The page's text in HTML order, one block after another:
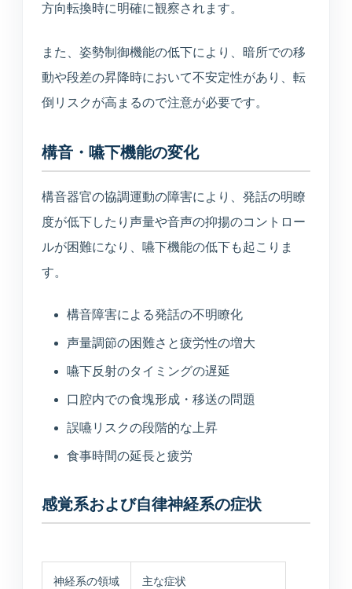
方向転換時に明確に観察されます。
また、姿勢制御機能の低下により、暗所での移
動や段差の昇降時において不安定性があり、転
倒リスクが高まるので注意が必要です。
構音・嚥下機能の変化
構音器官の協調運動の障害により、発話の明瞭
度が低下したり声量や音声の抑揚のコントロー
ルが困難になり、嚥下機能の低下も起こりま
す。
構音障害による発話の不明瞭化
声量調節の困難さと疲労性の増大
嚥下反射のタイミングの遅延
口腔内での食塊形成・移送の問題
誤嚥リスクの段階的な上昇
食事時間の延長と疲労
感覚系および自律神経系の症状
神経系の領域 主な症状